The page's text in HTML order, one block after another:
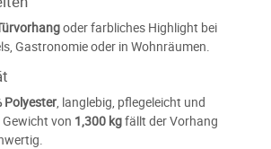
oder farbliches Highlight bei
Gastronomie oder in Wohnräumen.
Polyester , langlebig, pflegeleicht und
von 1,300 kgfällt der Vorhang